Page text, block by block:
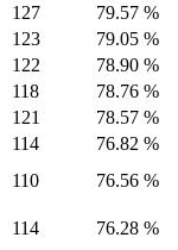
127
79.57 %
123
79.05 %
122
78.90 %
118
78.76 %
121
78.57 %
114
76.82 %
110
76.56 %
114
76.28 %